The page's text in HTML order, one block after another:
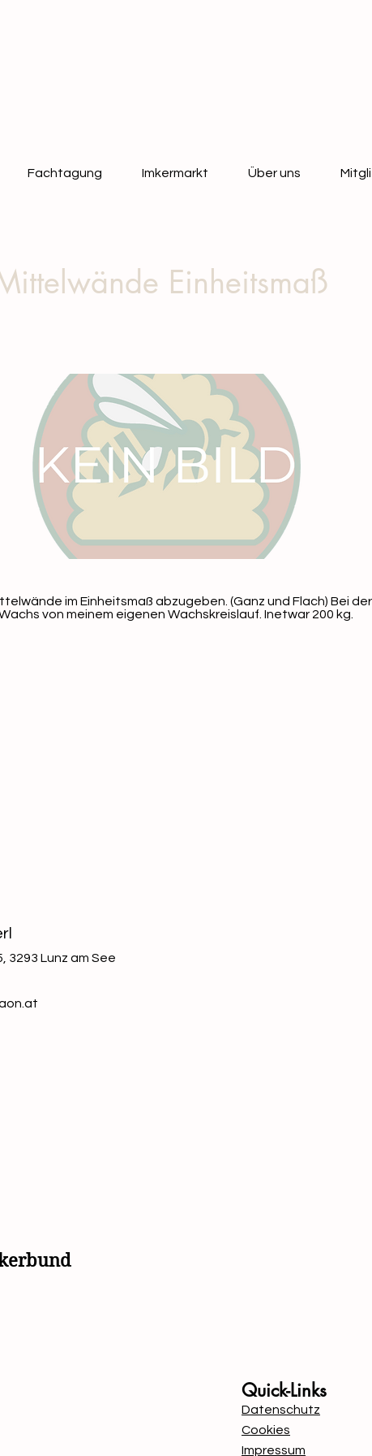
Fachtagung Imkermarkt Über uns
Einheitsmaß
im Einheitsmaß abzugeben. (Ganz und Flach) Bei
von meinem eigenen Wachskreislauf. Inetwar 200 kg.
3293 Lunz am See
Quick-Links
Datenschutz
Cookies
Impressum